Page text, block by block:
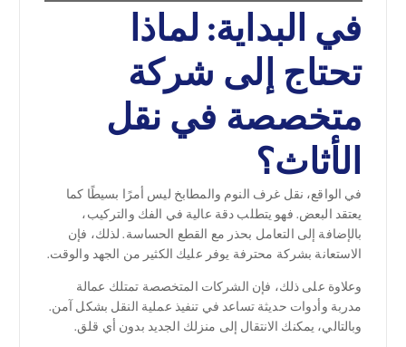
في البداية: لماذا
تحتاج إلى شركة
متخصصة في نقل
الأثاث؟
في الواقع، نقل غرف النوم والمطابخ ليس أمرًا بسيطًا كما
يعتقد البعض. فهو يتطلب دقة عالية في الفك والتركيب،
بالإضافة إلى التعامل بحذر مع القطع الحساسة. لذلك، فإن
الاستعانة بشركة محترفة يوفر عليك الكثير من الجهد والوقت.
وعلاوة على ذلك، فإن الشركات المتخصصة تمتلك عمالة
مدربة وأدوات حديثة تساعد في تنفيذ عملية النقل بشكل آمن.
وبالتالي، يمكنك الانتقال إلى منزلك الجديد بدون أي قلق.